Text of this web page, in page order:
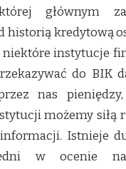
głównym
historią kredytową
niektóre instytucje
do BIK
nas
możemy siłą
Istnieje
w ocenie